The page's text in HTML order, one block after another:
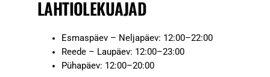
LAHTIOLEKUAJAD
Esmaspäev – Neljapäev: 12:00–22:00
Reede – Laupäev: 12:00–23:00
Pühapäev: 12:00–20:00